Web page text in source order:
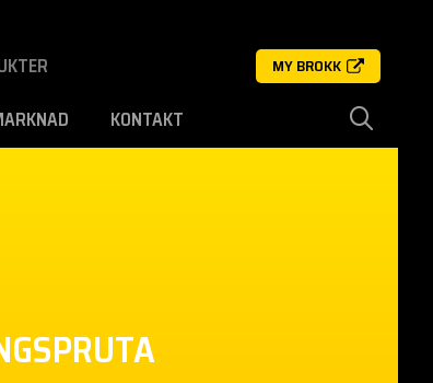
MY BROKK
KONTAKT